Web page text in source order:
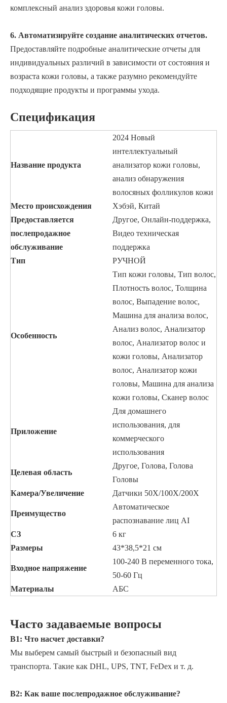
комплексный анализ здоровья кожи головы.
6. Автоматизируйте создание аналитических отчетов.
Предоставляйте подробные аналитические отчеты для
индивидуальных различий в зависимости от состояния и
возраста кожи головы, а также разумно рекомендуйте
подходящие продукты и программы ухода.
Спецификация
Название продукта
2024 Новый
интеллектуальный
анализатор кожи головы,
анализ обнаружения
волосяных фолликулов кожи
Место происхождения
Хэбэй, Китай
Предоставляется
послепродажное
обслуживание
Другое, Онлайн-поддержка,
Видео техническая
поддержка
Тип
РУЧНОЙ
Особенность
Тип кожи головы, Тип волос,
Плотность волос, Толщина
волос, Выпадение волос,
Машина для анализа волос,
Анализ волос, Анализатор
волос, Анализатор волос и
кожи головы, Анализатор
волос, Анализатор кожи
головы, Машина для анализа
кожи головы, Сканер волос
Приложение
Для домашнего
использования, для
коммерческого
использования
Целевая область
Другое, Голова, Голова
Головы
Камера/Увеличение
Датчики 50X/100X/200X
Преимущество
Автоматическое
распознавание лиц AI
СЗ
6 кг
Размеры
43*38,5*21 см
Входное напряжение
100-240 В переменного тока,
50-60 Гц
Материалы
АБС
Часто задаваемые вопросы
В1: Что насчет доставки?
Мы выберем самый быстрый и безопасный вид
транспорта. Такие как DHL, UPS, TNT, FeDex и т. д.
В2: Как ваше послепродажное обслуживание?